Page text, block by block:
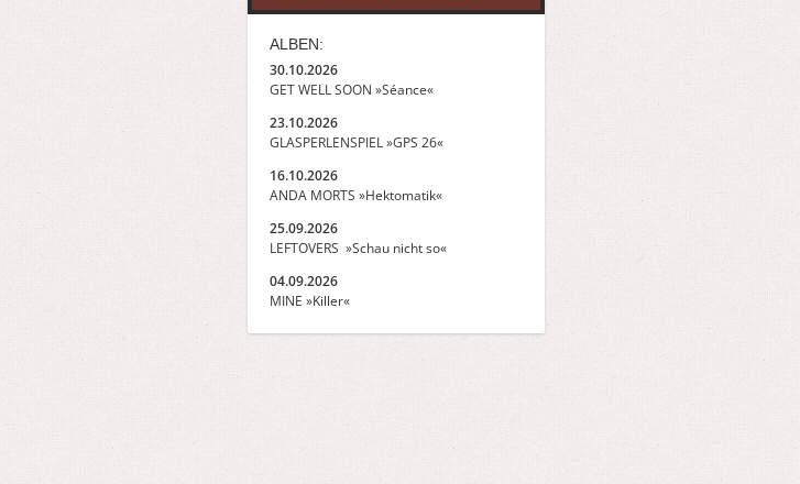
ALBEN:
30.10.2026
GET WELL SOON »Séance«
23.10.2026
GLASPERLENSPIEL »GPS 26«
16.10.2026
ANDA MORTS »Hektomatik«
25.09.2026
LEFTOVERS »Schau nicht so«
04.09.2026
MINE »Killer«